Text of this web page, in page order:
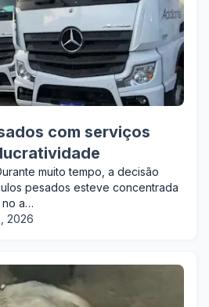
com serviços
muito tempo, a decisão
pesados esteve concentrada
no a…
2026